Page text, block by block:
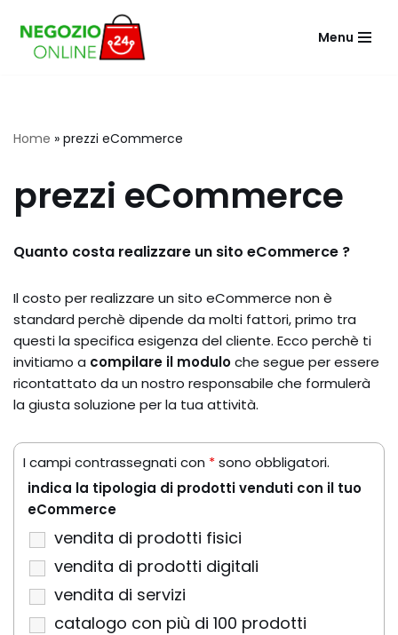
Menu
Home » prezzi eCommerce
prezzi eCommerce
Quanto costa realizzare un sito eCommerce ?
Il costo per realizzare un sito eCommerce non è
standard perchè dipende da molti fattori, primo tra
questi la specifica esigenza del cliente. Ecco perchè ti
invitiamo a compilare il moduloche segue per essere
ricontattato da un nostro responsabile che formulerà
la giusta soluzione per la tua attività.
I campi contrassegnati con *sono obbligatori.
indica la tipologia di prodotti venduti con il tuo
eCommerce
vendita di prodotti fisici
vendita di prodotti digitali
vendita di servizi
catalogo con più di 100 prodotti